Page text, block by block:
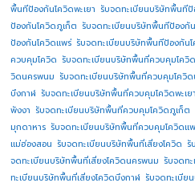
พื้นทีป้องกันโควิดพะเยา รับจดทะเบียนบริษัทพื้นที
ป้องกันโควิดภูเก็ต รับจดทะเบียนบริษัทพื้นทีป้องกั
ป้องกันโควิดแพร่ รับจดทะเบียนบริษัทพื้นทีป้องกัน
ควบคุมโควิด รับจดทะเบียนบริษัทพื้นที่ควบคุมโควิ
วิดนครพนม รับจดทะเบียนบริษัทพื้นที่ควบคุมโควิด
บึงกาฬ รับจดทะเบียนบริษัทพื้นที่ควบคุมโควิดพะเยา
พังงา รับจดทะเบียนบริษัทพื้นที่ควบคุมโควิดภูเก็ต
มุกดาหาร รับจดทะเบียนบริษัทพื้นที่ควบคุมโควิดแ
แม่ฮ่องสอน รับจดทะเบียนบริษัทพื้นที่เสี่ยงโควิด รั
จดทะเบียนบริษัทพื้นที่เสี่ยงโควิดนครพนม รับจดท
ทะเบียนบริษัทพื้นที่เสี่ยงโควิดบึงกาฬ รับจดทะเบีย